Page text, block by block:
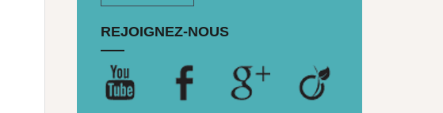
REJOIGNEZ-NOUS